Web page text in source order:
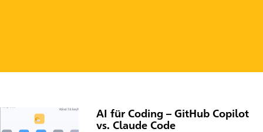
AI für Coding – GitHub Copilot
vs. Claude Code